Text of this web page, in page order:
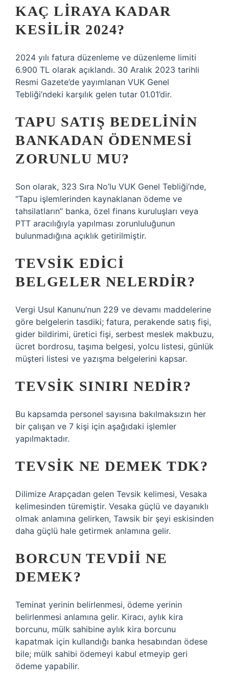
KAÇ LIRAYA KADAR
KESILIR 2024?
2024 yılı fatura düzenleme ve düzenleme limiti
6.900 TL olarak açıklandı. 30 Aralık 2023 tarihli
Resmi Gazete’de yayımlanan VUK Genel
Tebliği’ndeki karşılık gelen tutar 01.01’dir.
TAPU SATIŞ BEDELININ
BANKADAN ÖDENMESI
ZORUNLU MU?
Son olarak, 323 Sıra No’lu VUK Genel Tebliği’nde,
“Tapu işlemlerinden kaynaklanan ödeme ve
tahsilatların” banka, özel finans kuruluşları veya
PTT aracılığıyla yapılması zorunluluğunun
bulunmadığına açıklık getirilmiştir.
TEVSIK EDICI
BELGELER NELERDIR?
Vergi Usul Kanunu’nun 229 ve devamı maddelerine
göre belgelerin tasdiki; fatura, perakende satış fişi,
gider bildirimi, üretici fişi, serbest meslek makbuzu,
ücret bordrosu, taşıma belgesi, yolcu listesi, günlük
müşteri listesi ve yazışma belgelerini kapsar.
TEVSIK SINIRI NEDIR?
Bu kapsamda personel sayısına bakılmaksızın her
bir çalışan ve 7 kişi için aşağıdaki işlemler
yapılmaktadır.
TEVSIK NE DEMEK TDK?
Dilimize Arapçadan gelen Tevsik kelimesi, Vesaka
kelimesinden türemiştir. Vesaka güçlü ve dayanıklı
olmak anlamına gelirken, Tawsik bir şeyi eskisinden
daha güçlü hale getirmek anlamına gelir.
BORCUN TEVDII NE
DEMEK?
Teminat yerinin belirlenmesi, ödeme yerinin
belirlenmesi anlamına gelir. Kiracı, aylık kira
borcunu, mülk sahibine aylık kira borcunu
kapatmak için kullandığı banka hesabından ödese
bile; mülk sahibi ödemeyi kabul etmeyip geri
ödeme yapabilir.